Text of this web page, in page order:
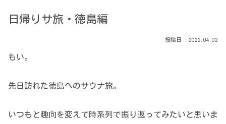
日帰りサ旅・徳島編
2022.04.02
もい。
先日訪れた徳島へのサウナ旅。
いつもと趣向を変えて時系列で振り返ってみたいと思いま